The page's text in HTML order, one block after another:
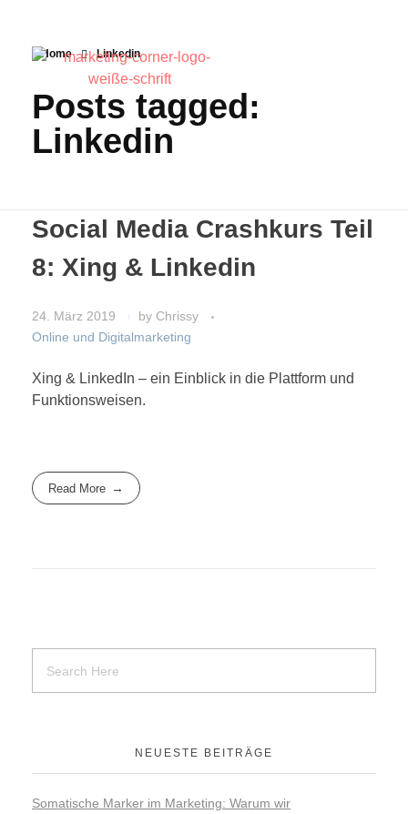
Home Linkedin
Posts tagged:
Linkedin
Social Media Crashkurs Teil
8: Xing & Linkedin
24. März 2019 by Chrissy
Online und Digitalmarketing
Xing & LinkedIn – ein Einblick in die Plattform und
Funktionsweisen.
Read More
NEUESTE BEITRÄGE
Somatische Marker im Marketing: Warum wir